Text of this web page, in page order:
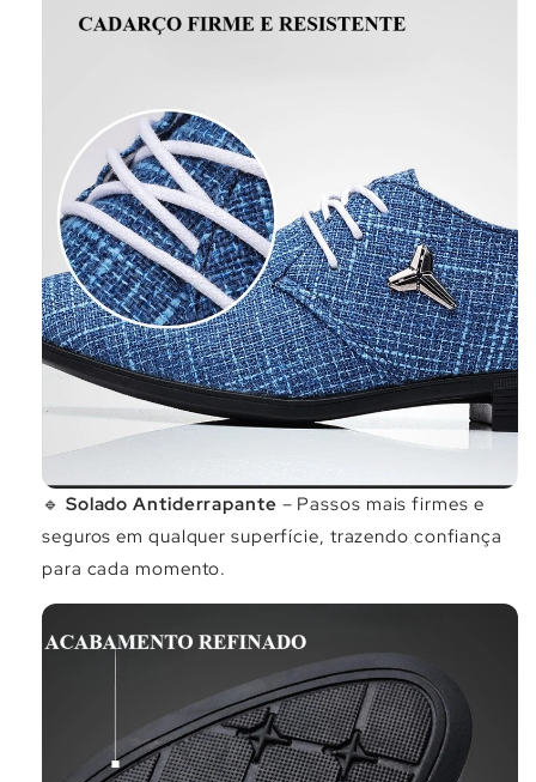
🔹 Solado Antiderrapante – Passos mais firmes e
seguros em qualquer superfície, trazendo confiança
para cada momento.